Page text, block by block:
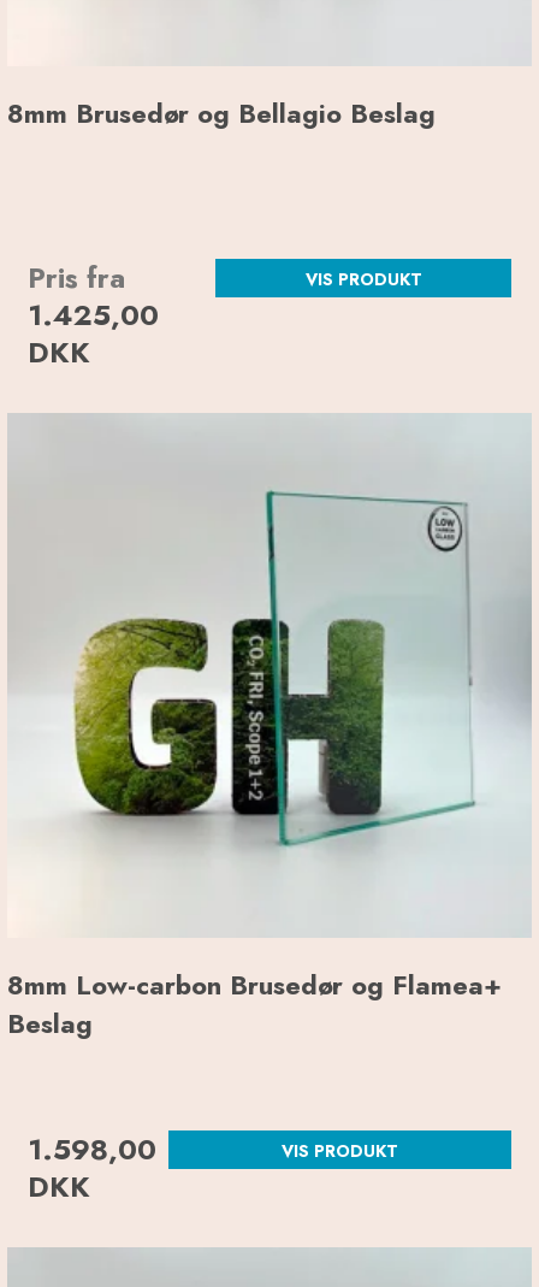
8mm Brusedør og Bellagio Beslag
Pris fra
1.425,00
DKK
VIS PRODUKT
8mm Low-carbon Brusedør og Flamea+
Beslag
1.598,00
DKK
VIS PRODUKT